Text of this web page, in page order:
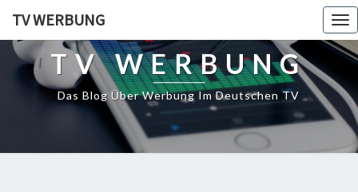
TV WERBUNG
TV WERBUNG
Das Blog Über Werbung Im Deutschen TV